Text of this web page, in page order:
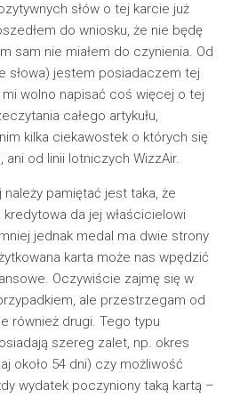
słów o tej karcie już
do wniosku, że nie będę
sam nie miałem do czynienia. Od
słowa) jestem posiadaczem tej
mi wolno napisać coś więcej o tej
całego artykułu,
kilka ciekawostek o których się
ani od linii lotniczych WizzAir.
pamiętać jest taka, że
da jej właścicielowi
jednak medal ma dwie strony
karta może nas wpędzić
Oczywiście zajmę się w
ale przestrzegam od
również drugi. Tego typu
szereg zalet, np. okres
około 54 dni) czy możliwość
wydatek poczyniony taką kartą –